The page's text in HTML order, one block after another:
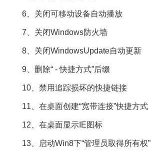
6、关闭可移动设备自动播放
7、关闭Windows防火墙
8、关闭WindowsUpdate自动更新
9、删除“ - 快捷方式”后缀
10、禁用追踪损坏的快捷链接
11、在桌面创建“宽带连接”快捷方式
12、在桌面显示IE图标
13、启动Win8下“管理员取得所有权”